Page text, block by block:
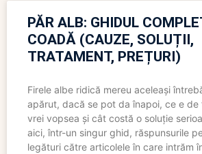
PĂR ALB: GHIDUL
COADĂ (CAUZE, SOLUȚII,
TRATAMENT, PREȚURI)
Firele albe ridică mereu aceleași
apărut, dacă se pot da înapoi, ce e de
vrei vopsea și cât costă o soluție
aici, într-un singur ghid, răspunsurile
legături către articolele în care intrăm